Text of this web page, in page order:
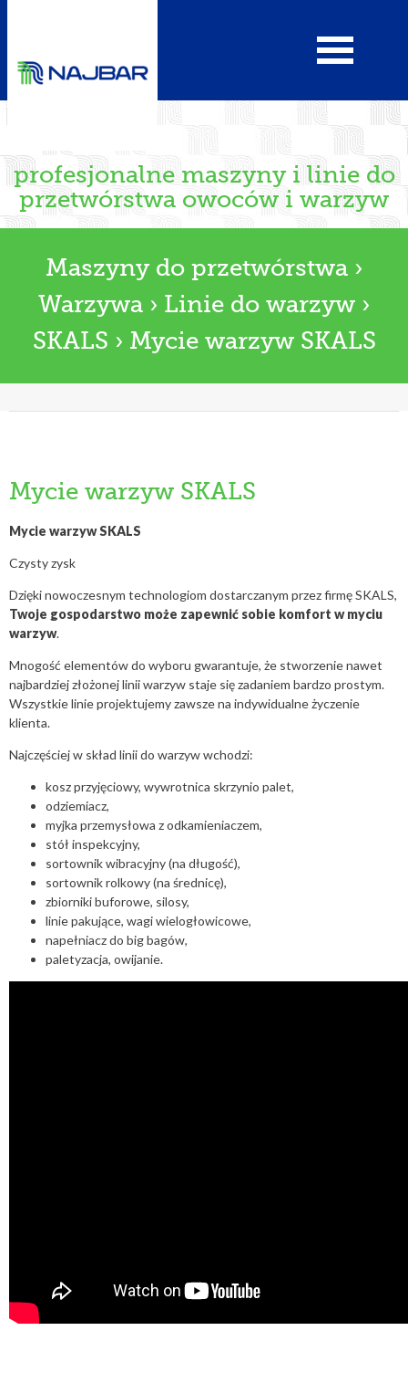
profesjonalne maszyny i linie do
przetwórstwa owoców i warzyw
Maszyny do przetwórstwa ›
Warzywa › Linie do warzyw ›
SKALS › Mycie warzyw SKALS
Mycie warzyw SKALS
Mycie warzyw SKALS
Czysty zysk
Dzięki nowoczesnym technologiom dostarczanym przez firmę SKALS,
Twoje gospodarstwo może zapewnić sobie komfort w myciu
warzyw.
Mnogość elementów do wyboru gwarantuje, że stworzenie nawet
najbardziej złożonej linii warzyw staje się zadaniem bardzo prostym.
Wszystkie linie projektujemy zawsze na indywidualne życzenie
klienta.
Najczęściej w skład linii do warzyw wchodzi:
kosz przyjęciowy, wywrotnica skrzynio palet,
odziemiacz,
myjka przemysłowa z odkamieniaczem,
stół inspekcyjny,
sortownik wibracyjny (na długość),
sortownik rolkowy (na średnicę),
zbiorniki buforowe, silosy,
linie pakujące, wagi wielogłowicowe,
napełniacz do big bagów,
paletyzacja, owijanie.